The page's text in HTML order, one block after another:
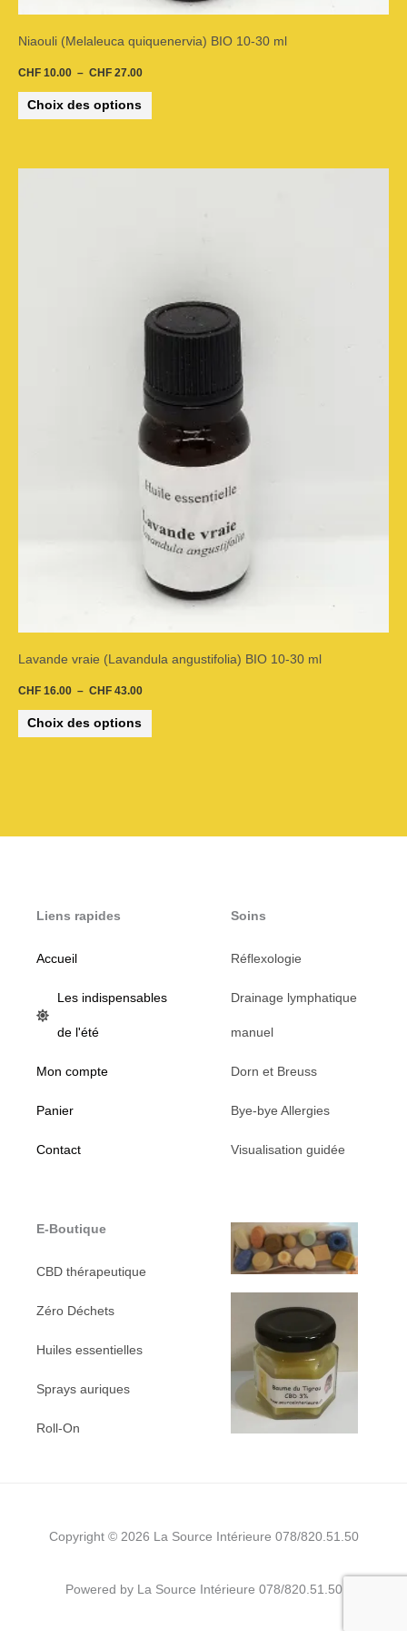
Niaouli (Melaleuca quiquenervia) BIO 10-30 ml
CHF 10.00 – CHF 27.00
Choix des options
du
produit
Lavande vraie (Lavandula angustifolia) BIO 10-30 ml
CHF 16.00 – CHF 43.00
Choix des options
variations.
options
peuvent
être
choisies
sur
page
du
produit
Liens rapides
Accueil
Les indispensables
de l'été
Mon compte
Panier
Contact
Soins
Réflexologie
Drainage lymphatique
manuel
Dorn et Breuss
Bye-bye Allergies
Visualisation guidée
E-Boutique
CBD thérapeutique
Zéro Déchets
Huiles essentielles
Sprays auriques
Roll-On
Copyright © 2026 La Source Intérieure 078/820.51.50
Powered by La Source Intérieure 078/820.51.50